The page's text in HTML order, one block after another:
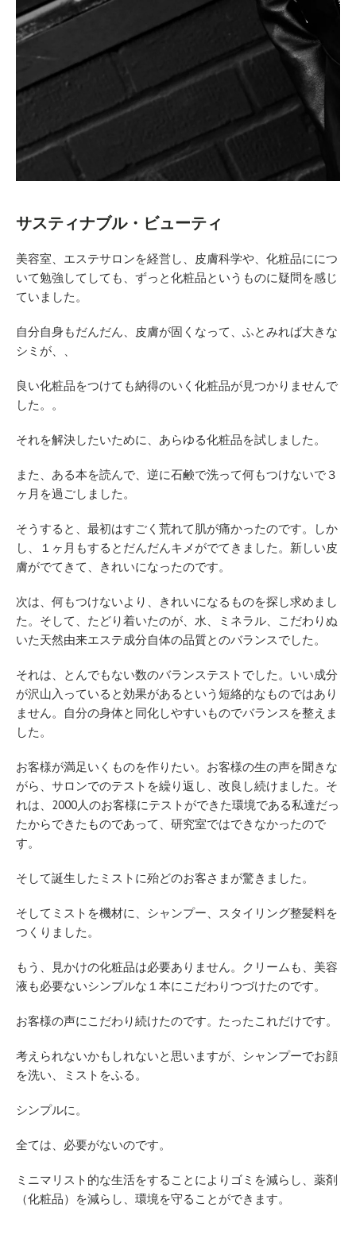
サスティナブル・ビューティ
美容室、エステサロンを経営し、皮膚科学や、化粧品ににつ
いて勉強してしても、ずっと化粧品というものに疑問を感じ
ていました。
自分自身もだんだん、皮膚が固くなって、ふとみれば大きな
シミが、、
良い化粧品をつけても納得のいく化粧品が見つかりませんで
した。。
それを解決したいために、あらゆる化粧品を試しました。
また、ある本を読んで、逆に石鹸で洗って何もつけないで３
ヶ月を過ごしました。
そうすると、最初はすごく荒れて肌が痛かったのです。しか
し、１ヶ月もするとだんだんキメがでてきました。新しい皮
膚がでてきて、きれいになったのです。
次は、何もつけないより、きれいになるものを探し求めまし
た。そして、たどり着いたのが、水、ミネラル、こだわりぬ
いた天然由来エステ成分自体の品質とのバランスでした。
それは、とんでもない数のバランステストでした。いい成分
が沢山入っていると効果があるという短絡的なものではあり
ません。自分の身体と同化しやすいものでバランスを整えま
した。
お客様が満足いくものを作りたい。お客様の生の声を聞きな
がら、サロンでのテストを繰り返し、改良し続けました。そ
れは、2000人のお客様にテストができた環境である私達だっ
たからできたものであって、研究室ではできなかったので
す。
そして誕生したミストに殆どのお客さまが驚きました。
そしてミストを機材に、シャンプー、スタイリング整髪料を
つくりました。
もう、見かけの化粧品は必要ありません。クリームも、美容
液も必要ないシンプルな１本にこだわりつづけたのです。
お客様の声にこだわり続けたのです。たったこれだけです。
考えられないかもしれないと思いますが、シャンプーでお顔
を洗い、ミストをふる。
シンプルに。
全ては、必要がないのです。
ミニマリスト的な生活をすることによりゴミを減らし、薬剤
（化粧品）を減らし、環境を守ることができます。